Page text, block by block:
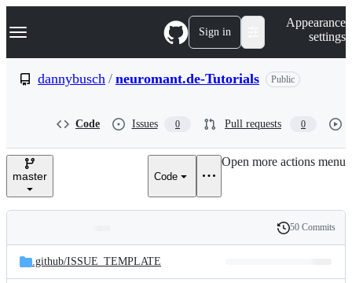
k
p
e
Navigation Menu Sign in
Appearance
settings
dannybusch / neuromant.de-Tutorials Public
Code Issues 0 Pull requests 0
master Code
Open more actions menu
and
files
Latest
commit
History
50 Commits
.github/ISSUE_TEMPLATE